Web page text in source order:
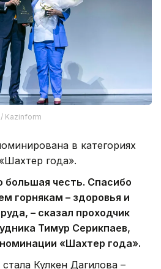
Kazinform
в категориях
года».
большая честь. Спасибо
горнякам – здоровья и
– сказал проходчик
Тимур Серикпаев,
«Шахтер года».
Кулкен Дагилова –